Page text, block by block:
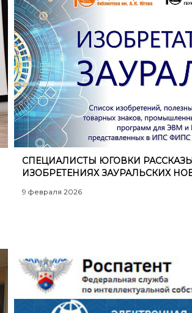
СПЕЦИАЛИСТЫ ЮГОВКИ
ИЗОБРЕТЕНИЯХ ЗАУРАЛЬСКИХ
9 февраля 2026